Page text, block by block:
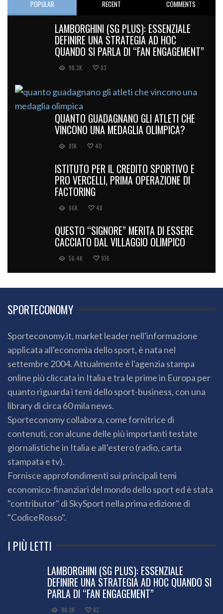
POPULAR RECENT COMMENTS
LAMBORGHINI (SG PLUS): ESSENZIALE
DEFINIRE UNA STRATEGIA AD HOC
QUANDO SI PARLA DI “FAN ENGAGEMENT”
98.3K 83
QUANTO GUADAGNANO GLI ATLETI CHE
VINCONO UNA MEDAGLIA OLIMPICA?
81K 40
ISTITUTO PER IL CREDITO SPORTIVO E
PRO VERCELLI, PRIMA OPERAZIONE DI
FACTORING
66K 48
QUESTO “SIGNORE” MERITA DI ESSERE
CACCIATO DAL VILLAGGIO OLIMPICO
56.4K 106
SPORTECONOMY
Sporteconomy.it, market leader nell'informazione
applicata all'economia dello sport, è nata nel
settembre 2004. Attualmente è l'agenzia stampa
online più cliccata in Italia e tra le prime in Europa per
quanto riguarda i temi dello sport-business, con una
library di circa 60 mila news.
Sporteconomy collabora, come fornitrice di
contenuti, con alcune delle più importanti testate
giornalistiche in Italia e all’estero (radio, carta
stampata e tv).
Fornisce approfondimenti sui principali temi
economico-finanziari del mondo dello sport ed è stata
"contributor" di SkySport nella prima edizione di
"CodiceRosso".
I PIÙ LETTI
LAMBORGHINI (SG PLUS): ESSENZIALE
DEFINIRE UNA STRATEGIA AD HOC QUANDO SI
PARLA DI “FAN ENGAGEMENT”
98.3K 83